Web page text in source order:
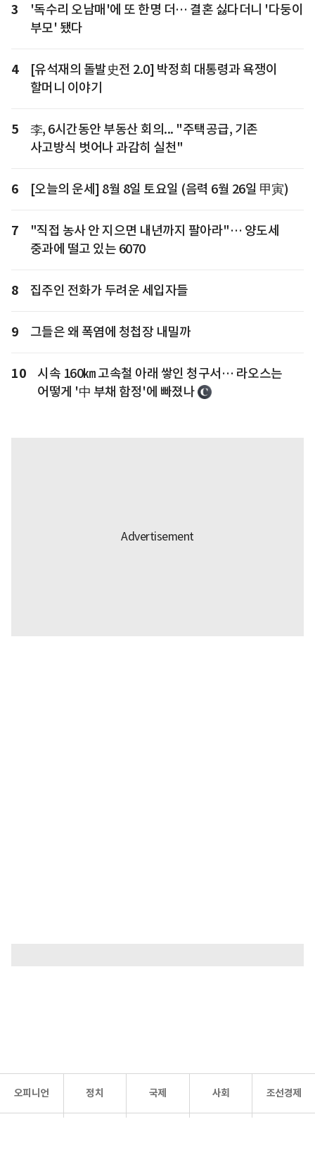
3
'독수리 오남매'에 또 한명 더… 결혼 싫다더니 '다둥이
부모' 됐다
4
[유석재의 돌발史전 2.0] 박정희 대통령과 욕쟁이
할머니 이야기
5
李, 6시간동안 부동산 회의... "주택공급, 기존
사고방식 벗어나 과감히 실천"
6 [오늘의 운세] 8월 8일 토요일 (음력 6월 26일 甲寅)
7
"직접 농사 안 지으면 내년까지 팔아라"… 양도세
중과에 떨고 있는 6070
8 집주인 전화가 두려운 세입자들
9 그들은 왜 폭염에 청첩장 내밀까
10
시속 160㎞ 고속철 아래 쌓인 청구서… 라오스는
어떻게 '中 부채 함정'에 빠졌나
오피니언 정치 국제 사회 조선경제